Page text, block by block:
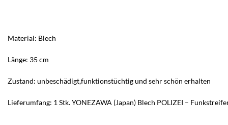
Material: Blech
Länge: 35 cm
Zustand: unbeschädigt,funktionstüchtig und sehr schön erhalten
Lieferumfang: 1 Stk. YONEZAWA (Japan) Blech POLIZEI –